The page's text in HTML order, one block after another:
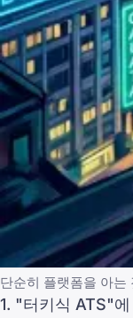
단순히 플랫폼을 아
1. "터키식 ATS"에